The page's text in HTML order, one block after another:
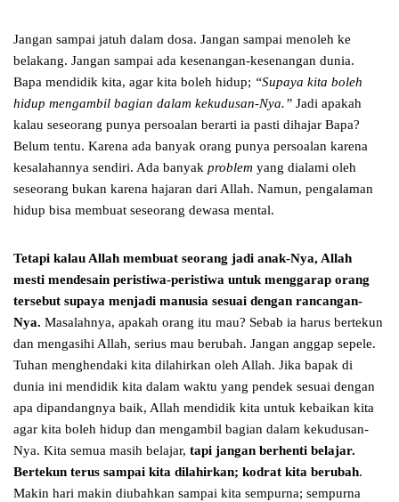
Jangan sampai jatuh dalam dosa. Jangan sampai menoleh ke
belakang. Jangan sampai ada kesenangan-kesenangan dunia.
Bapa mendidik kita, agar kita boleh hidup; “Supaya kita boleh
hidup mengambil bagian dalam kekudusan-Nya.” Jadi apakah
kalau seseorang punya persoalan berarti ia pasti dihajar Bapa?
Belum tentu. Karena ada banyak orang punya persoalan karena
kesalahannya sendiri. Ada banyak problem yang dialami oleh
seseorang bukan karena hajaran dari Allah. Namun, pengalaman
hidup bisa membuat seseorang dewasa mental.
Tetapi kalau Allah membuat seorang jadi anak-Nya, Allah
mesti mendesain peristiwa-peristiwa untuk menggarap orang
tersebut supaya menjadi manusia sesuai dengan rancangan-
Nya. Masalahnya, apakah orang itu mau? Sebab ia harus bertekun
dan mengasihi Allah, serius mau berubah. Jangan anggap sepele.
Tuhan menghendaki kita dilahirkan oleh Allah. Jika bapak di
dunia ini mendidik kita dalam waktu yang pendek sesuai dengan
apa dipandangnya baik, Allah mendidik kita untuk kebaikan kita
agar kita boleh hidup dan mengambil bagian dalam kekudusan-
Nya. Kita semua masih belajar, tapi jangan berhenti belajar.
Bertekun terus sampai kita dilahirkan; kodrat kita berubah.
Makin hari makin diubahkan sampai kita sempurna; sempurna